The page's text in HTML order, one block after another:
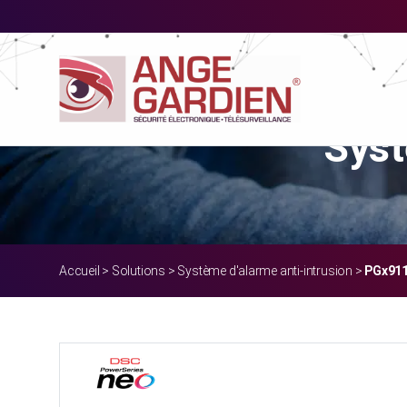
Notice : Only variables should be passed by reference in /home/
Accueil > Solutions > Système d'alarme anti-intrusion >